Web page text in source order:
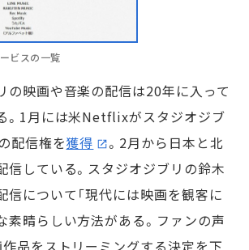
ビスの一覧
映画や音楽の配信は20年に入って
。1月には米Netflixがスタジオジブ
配信権を獲得
。2月から日本と北
信している。スタジオジブリの鈴木
信について「現代には映画を観客に
素晴らしい方法がある。ファンの声
作品をストリーミングする決定を下